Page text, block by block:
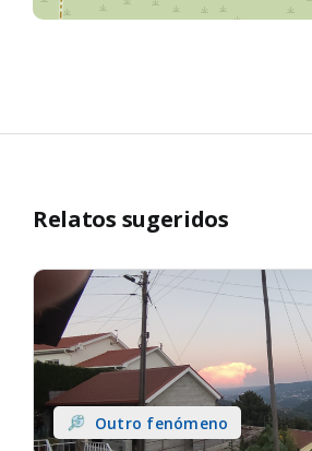
Relatos sugeridos
Outro fenómeno